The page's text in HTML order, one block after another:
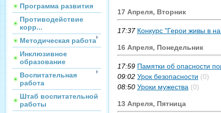
Программа развития
Противодействие
корр...
Методическая работа
Инклюзивное
образование
Воспитательная
работа
Штаб воспитательной
работы
17 Апреля, Вторник
17:37 Конкурс "Герои живы в
16 Апреля, Понедельник
17:59 Памятки об опасности
09:02 Урок безопасности (0)
08:50 Уроки мужества (0)
13 Апреля, Пятница